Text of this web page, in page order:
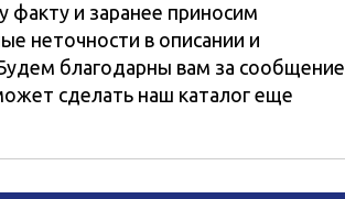
и заранее приносим
неточности в описании и
благодарны вам за сообщение
сделать наш каталог еще